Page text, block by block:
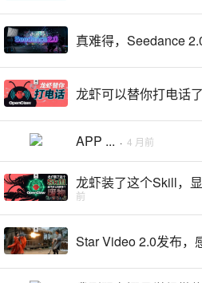
真难得，Seedance
龙虾可以替你打电话了
APP ... · 4 月前
龙虾装了这个Skill，
前
Star Video 2.0发布，